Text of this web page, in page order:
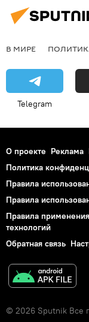
В МИРЕ
Telegram
О проекте Реклама
Политика
Правила
Правила
Правила
технологий
Обратная связь
© 2026 Sputnik Все